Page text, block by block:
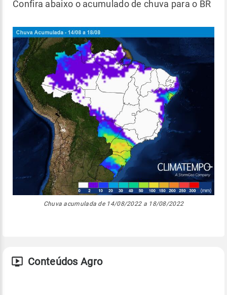
Confira abaixo o acumulado de chuva para o BR
Chuva acumulada de 14/08/2022 a 18/08/2022
Conteúdos Agro